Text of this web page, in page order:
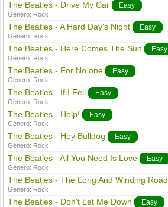
The Beatles - Drive My Car Easy
Género: Rock
The Beatles - A Hard Day's Night Easy
Género: Rock
The Beatles - Here Comes The Sun Easy
Género: Rock
The Beatles - For No one Easy
Género: Rock
The Beatles - If I Fell Easy
Género: Rock
The Beatles - Help! Easy
Género: Rock
The Beatles - Hey Bulldog Easy
Género: Rock
The Beatles - All You Need Is Love Easy
Género: Rock
The Beatles - The Long And Winding Road
Género: Rock
The Beatles - Don't Let Me Down Easy